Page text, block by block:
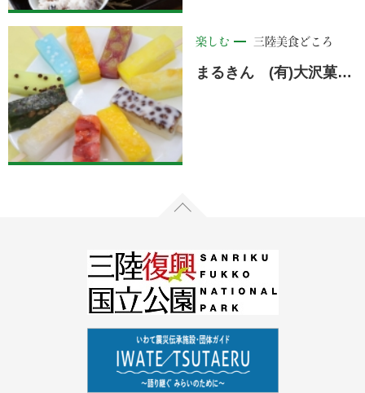
楽しむ 三陸美食どころ
まるきん (有)大沢菓子店